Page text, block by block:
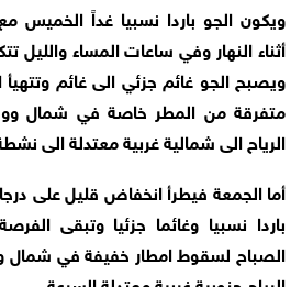
ويكون الجو باردا نسبيا غداً
أثناء النهار وفي ساعات المساء والليل
ويصبح الجو غائم جزئي الى غائم
متفرقة من المطر خاصة في شمال
الرياح الى شمالية غربية معتدلة الى
أما الجمعة فيطرأ انخفاض قليل على
باردا نسبيا وغائما جزئيا وتبقى
الصباح لسقوط امطار خفيفة في شمال